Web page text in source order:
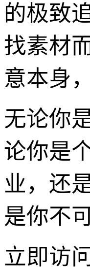
的极致
找素材
意本身
无论你
论你是
业，还
是你不
立即访